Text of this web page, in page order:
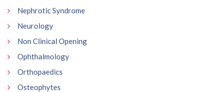
Nephrotic Syndrome
Neurology
Non Clinical Opening
Ophthalmology
Orthopaedics
Osteophytes